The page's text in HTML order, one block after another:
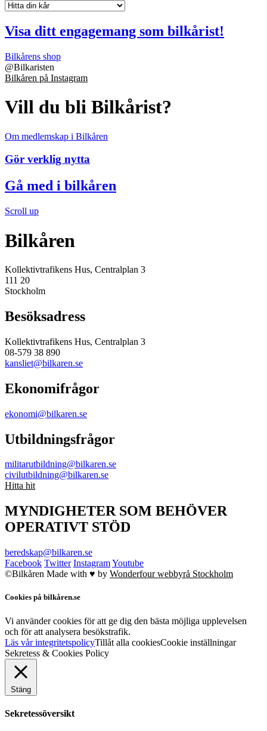
Visa ditt engagemang som bilkårist!
Bilkårens shop
@Bilkaristen
Bilkåren på Instagram
Vill du bli Bilkårist?
Om medlemskap i Bilkåren
Gör verklig nytta
Gå med i bilkåren
Scroll up
Bilkåren
Kollektivtrafikens Hus, Centralplan 3
111 20
Stockholm
Besöksadress
Kollektivtrafikens Hus, Centralplan 3
08-579 38 890
kansliet@bilkaren.se
Ekonomifrågor
ekonomi@bilkaren.se
Utbildningsfrågor
militarutbildning@bilkaren.se
civilutbildning@bilkaren.se
Hitta hit
MYNDIGHETER SOM BEHÖVER
OPERATIVT STÖD
beredskap@bilkaren.se
Facebook Twitter InstagramYoutube
©Bilkåren Made with ♥ by Wonderfour webbyrå Stockholm
Cookies på bilkåren.se
Vi använder cookies för att ge dig den bästa möjliga upplevelsen
och för att analysera besökstrafik.
Läs vår integritetspolicyTillåt alla cookiesCookie inställningar
Sekretess & Cookies Policy
Stäng
Sekretessöversikt